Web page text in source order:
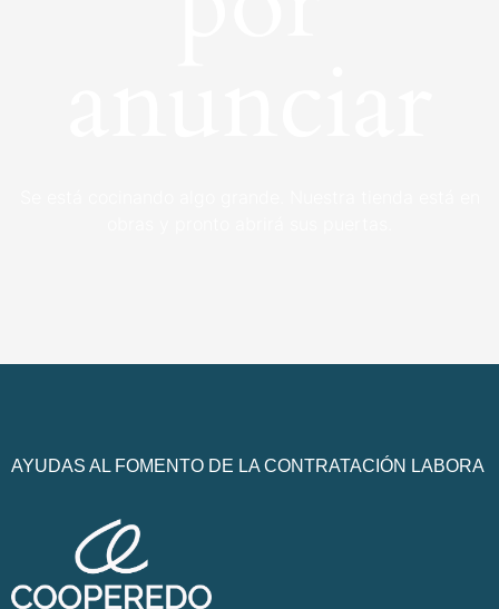
AYUDAS AL FOMENTO DE LA CONTRATACIÓN LABORA